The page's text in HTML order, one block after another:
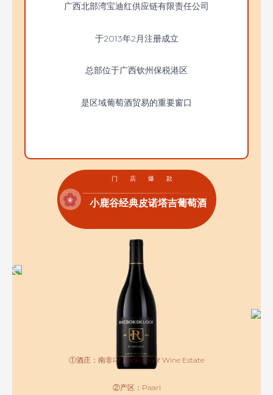
广西北部湾宝迪红供应链有限责任公司
于2013年2月注册成立
总部位于广西钦州保税港区
是区域葡萄酒贸易的重要窗口
门店爆款
小鹿谷经典皮诺塔吉葡萄酒
①酒庄：南非Rhebokskloof Wine Estate
②产区：Paarl